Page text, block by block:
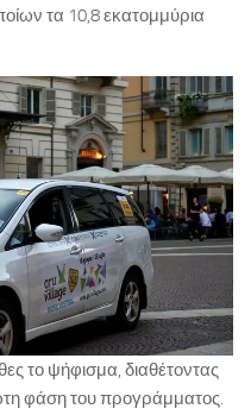
τα 10,8 εκατομμύρια
το ψήφισμα, διαθέτοντας
φάση του προγράμματος.